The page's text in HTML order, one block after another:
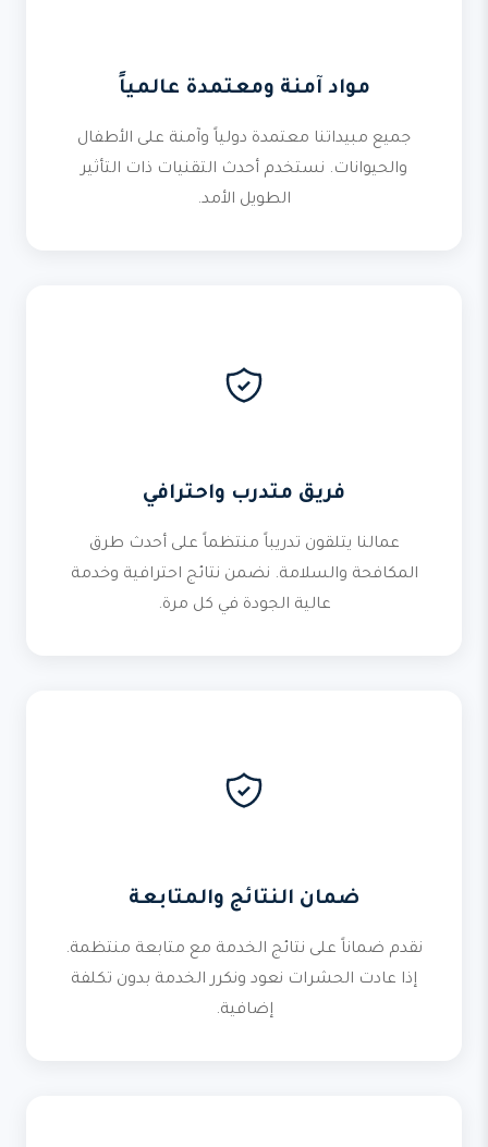
مواد آمنة ومعتمدة عالمياً
جميع مبيداتنا معتمدة دولياً وآمنة على الأطفال
والحيوانات. نستخدم أحدث التقنيات ذات التأثير
الطويل الأمد.
فريق متدرب واحترافي
عمالنا يتلقون تدريباً منتظماً على أحدث طرق
المكافحة والسلامة. نضمن نتائج احترافية وخدمة
عالية الجودة في كل مرة.
ضمان النتائج والمتابعة
نقدم ضماناً على نتائج الخدمة مع متابعة منتظمة.
إذا عادت الحشرات نعود ونكرر الخدمة بدون تكلفة
إضافية.